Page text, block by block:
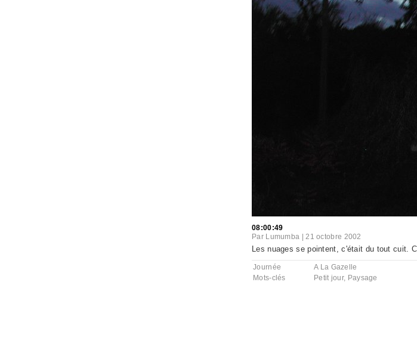
08:00:49
Par Lumumba |21 octobre 2002
Les nuages se pointent, c'était du tout cuit.
Journée
A La Gazelle
Mots-clés
Petit jour, Paysage